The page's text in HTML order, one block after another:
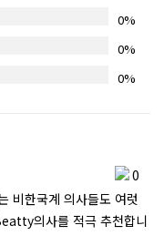
0%
0%
0%
0
비한국계 의사들도 여럿
의사를 적극 추천합니